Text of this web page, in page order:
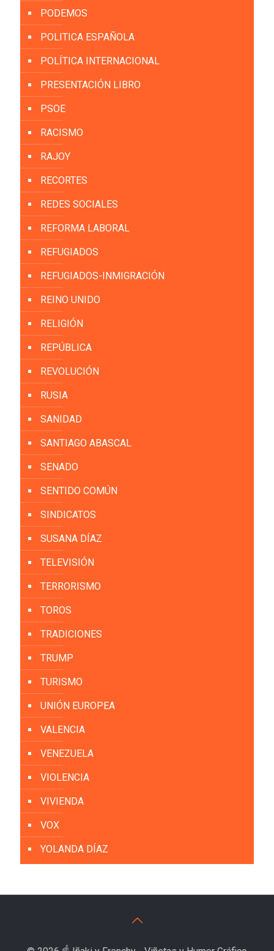
PODEMOS
POLITICA ESPAÑOLA
POLÍTICA INTERNACIONAL
PRESENTACIÓN LIBRO
PSOE
RACISMO
RAJOY
RECORTES
REDES SOCIALES
REFORMA LABORAL
REFUGIADOS
REFUGIADOS-INMIGRACIÓN
REINO UNIDO
RELIGIÓN
REPÚBLICA
REVOLUCIÓN
RUSIA
SANIDAD
SANTIAGO ABASCAL
SENADO
SENTIDO COMÚN
SINDICATOS
SUSANA DÍAZ
TELEVISIÓN
TERRORISMO
TOROS
TRADICIONES
TRUMP
TURISMO
UNIÓN EUROPEA
VALENCIA
VENEZUELA
VIOLENCIA
VIVIENDA
VOX
YOLANDA DÍAZ